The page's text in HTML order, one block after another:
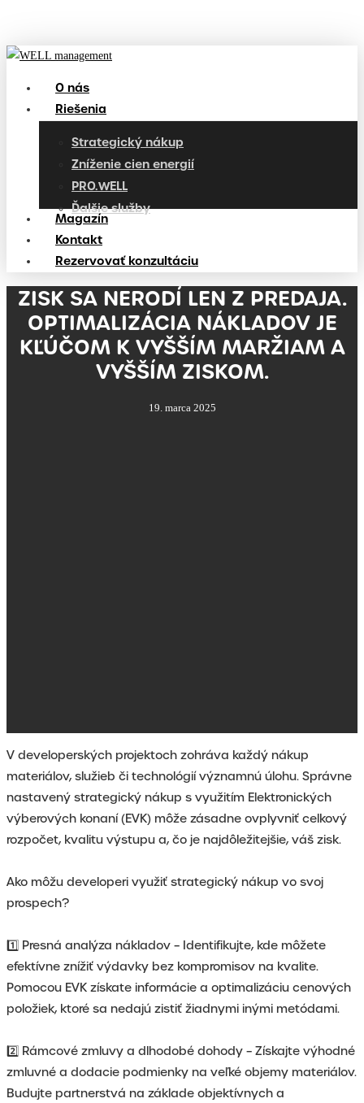
main
Menu
O nás
Riešenia
Strategický nákup
Zníženie cien energií
PRO.WELL
Ďalšie služby
Magazín
Kontakt
Rezervovať konzultáciu
ZISK SA NERODÍ LEN Z PREDAJA.
OPTIMALIZÁCIA NÁKLADOV JE
KĽÚČOM K VYŠŠÍM MARŽIAM A
VYŠŠÍM ZISKOM.
19. marca 2025
V developerských projektoch zohráva každý nákup
materiálov, služieb či technológií významnú úlohu. Správne
nastavený strategický nákup s využitím Elektronických
výberových konaní (EVK) môže zásadne ovplyvniť celkový
rozpočet, kvalitu výstupu a, čo je najdôležitejšie, váš zisk.
Ako môžu developeri využiť strategický nákup vo svoj
prospech?
1️⃣ Presná analýza nákladov – Identifikujte, kde môžete
efektívne znížiť výdavky bez kompromisov na kvalite.
Pomocou EVK získate informácie a optimalizáciu cenových
položiek, ktoré sa nedajú zistiť žiadnymi inými metódami.
2️⃣ Rámcové zmluvy a dlhodobé dohody – Získajte výhodné
zmluvné a dodacie podmienky na veľké objemy materiálov.
Budujte partnerstvá na základe objektívnych a